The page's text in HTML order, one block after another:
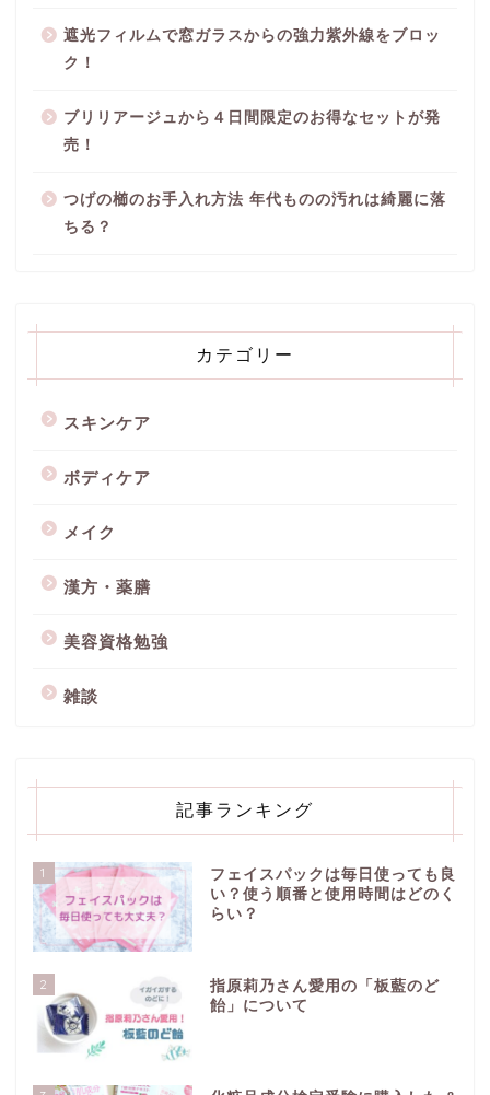
遮光フィルムで窓ガラスからの強力紫外線をブロッ
ク！
ブリリアージュから４日間限定のお得なセットが発
売！
つげの櫛のお手入れ方法 年代ものの汚れは綺麗に落
ちる？
カテゴリー
スキンケア
ボディケア
メイク
漢方・薬膳
美容資格勉強
雑談
記事ランキング
1
フェイスパックは毎日使っても良
い？使う順番と使用時間はどのく
らい？
2
指原莉乃さん愛用の「板藍のど
飴」について